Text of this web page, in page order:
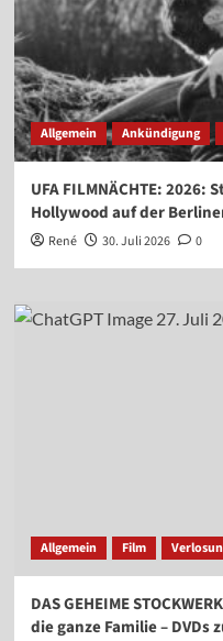
Allgemein Ankündigung
UFA FILMNÄCHTE:
Hollywood auf der
René 30. Juli 2026 0
Allgemein Film
DAS GEHEIME
die ganze Familie – DVDs